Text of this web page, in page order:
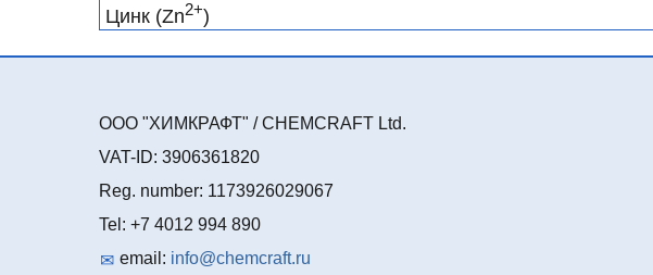
Цинк (Zn2+)
ООО "ХИМКРАФТ" / CHEMCRAFT Ltd.
VAT-ID: 3906361820
Reg. number: 1173926029067
Tel: +7 4012 994 890
email: info@chemcraft.ru